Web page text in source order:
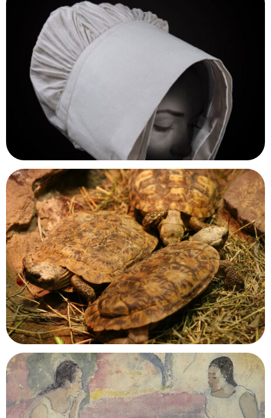
Château de Monbazillac
Monbazillac, Dordogne
Musée d'Art et d'Histoire de Granville
Granville, Manche